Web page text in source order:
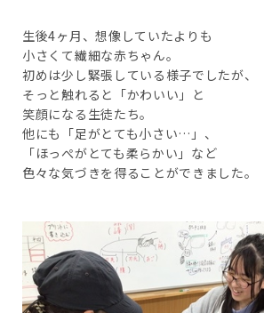
生後4ヶ月、想像していたよりも
小さくて繊細な赤ちゃん。
初めは少し緊張している様子でしたが、
そっと触れると「かわいい」と
笑顔になる生徒たち。
他にも「足がとても小さい…」、
「ほっぺがとても柔らかい」など
色々な気づきを得ることができました。